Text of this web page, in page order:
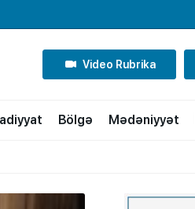
Video Rubrika
Bölgə Mədəniyyət